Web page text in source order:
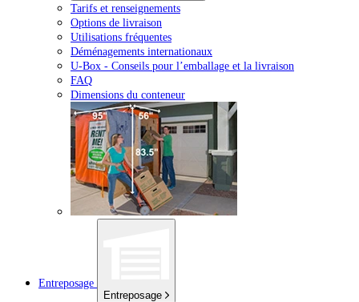
Tarifs et renseignements
Options de livraison
Utilisations fréquentes
Déménagements internationaux
U-Box - Conseils pour l’emballage et la livraison
FAQ
Dimensions du conteneur
Entreposage
Entreposage